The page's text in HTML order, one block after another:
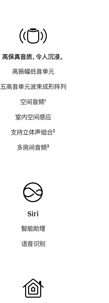
高保真音质，令人沉浸。
高振幅低音单元
五高音单元波束成形阵列
空间音频脚
¹
室内空间感应
支持立体声组合脚
²
多房间音频脚
³
Siri
智能助理
语音识别